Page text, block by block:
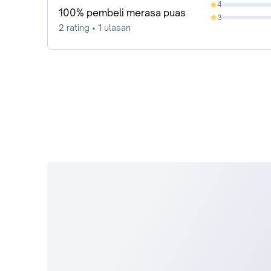
100% pembeli merasa puas
2 rating • 1 ulasan
4
0%
3
0%